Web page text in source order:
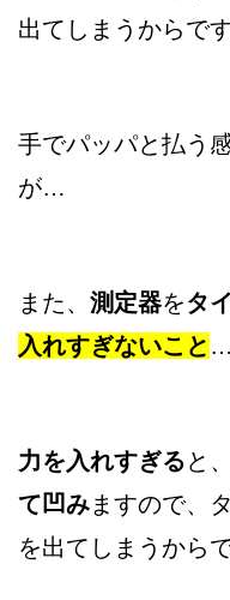
出てしまうからです
手でパッパと払う
が…
また、 測定器をタ
入れすぎないこと …
力を入れすぎると
て凹みますので、
を出てしまうからで